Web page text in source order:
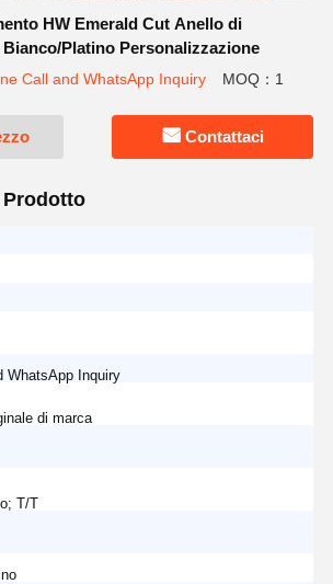
HW Emerald Cut Anello di
Platino Personalizzazione
Call and WhatsApp Inquiry
MOQ：1
Contattaci
WhatsApp Inquiry
di marca
T/T